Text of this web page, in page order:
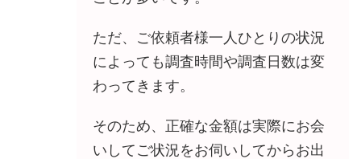
ただ、ご依頼者様一人ひとりの状況
によっても調査時間や調査日数は変
わってきます。
そのため、正確な金額は実際にお会
いしてご状況をお伺いしてからお出